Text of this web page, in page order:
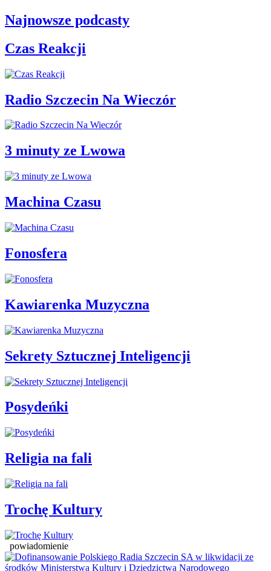
Najnowsze podcasty
Czas Reakcji
Radio Szczecin Na Wieczór
3 minuty ze Lwowa
Machina Czasu
Fonosfera
Kawiarenka Muzyczna
Sekrety Sztucznej Inteligencji
Posydeńki
Religia na fali
Trochę Kultury
powiadomienie